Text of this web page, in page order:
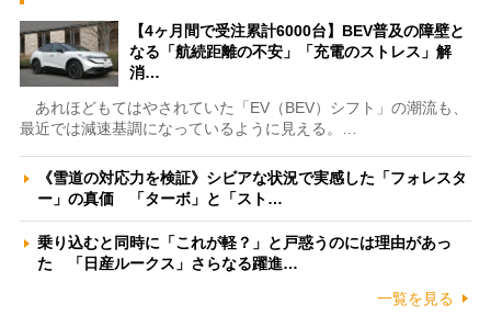
【4ヶ月間で受注累計6000台】BEV普及の障壁と
なる「航続距離の不安」「充電のストレス」解
消…
あれほどもてはやされていた「EV（BEV）シフト」の潮流も、
最近では減速基調になっているように見える。…
《雪道の対応力を検証》シビアな状況で実感した「フォレスタ
ー」の真価 「ターボ」と「スト…
乗り込むと同時に「これが軽？」と戸惑うのには理由があっ
た 「日産ルークス」さらなる躍進…
一覧を見る